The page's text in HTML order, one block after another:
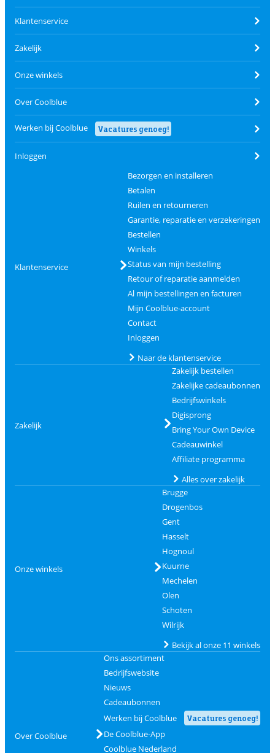
Klantenservice
Zakelijk
Onze winkels
Over Coolblue
Werken bij Coolblue Vacatures genoeg!
Inloggen
Klantenservice
Bezorgen en installeren
Betalen
Ruilen en retourneren
Garantie, reparatie en verzekeringen
Bestellen
Winkels
Status van mijn bestelling
Retour of reparatie aanmelden
Al mijn bestellingen en facturen
Mijn Coolblue-account
Contact
Inloggen
Naar de klantenservice
Zakelijk
Zakelijk bestellen
Zakelijke cadeaubonnen
Bedrijfswinkels
Digisprong
Bring Your Own Device
Cadeauwinkel
Affiliate programma
Alles over zakelijk
Onze winkels
Brugge
Drogenbos
Gent
Hasselt
Hognoul
Kuurne
Mechelen
Olen
Schoten
Wilrijk
Bekijk al onze 11 winkels
Over Coolblue
Ons assortiment
Bedrijfswebsite
Nieuws
Cadeaubonnen
Werken bij Coolblue
Vacatures genoeg!
De Coolblue-App
Coolblue Nederland